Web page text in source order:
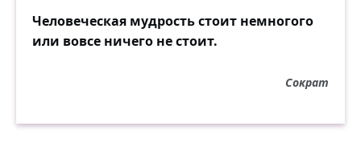
Человеческая мудрость стоит немногого
или вовсе ничего не стоит.
Сократ